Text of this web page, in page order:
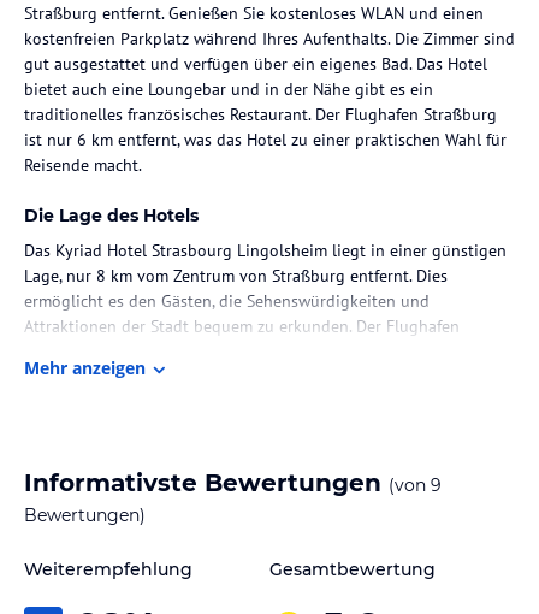
Straßburg entfernt. Genießen Sie kostenloses WLAN und einen
kostenfreien Parkplatz während Ihres Aufenthalts. Die Zimmer sind
gut ausgestattet und verfügen über ein eigenes Bad. Das Hotel
bietet auch eine Loungebar und in der Nähe gibt es ein
traditionelles französisches Restaurant. Der Flughafen Straßburg
ist nur 6 km entfernt, was das Hotel zu einer praktischen Wahl für
Reisende macht.
Die Lage des Hotels
Das Kyriad Hotel Strasbourg Lingolsheim liegt in einer günstigen
Lage, nur 8 km vom Zentrum von Straßburg entfernt. Dies
ermöglicht es den Gästen, die Sehenswürdigkeiten und
Attraktionen der Stadt bequem zu erkunden. Der Flughafen
praktischen Wahl für Reisende macht. In der Nähe des Hotels gibt
Zimmer / Unterbringung im Hotel
Die Zimmer im Kyriad Hotel Strasbourg Lingolsheim bieten eine
Jedes Zimmer verfügt über eine Minibar, einen Fernseher und ein
Mehr anzeigen
Informativste Bewertungen (von 9
Bewertungen)
Weiterempfehlung Gesamtbewertung